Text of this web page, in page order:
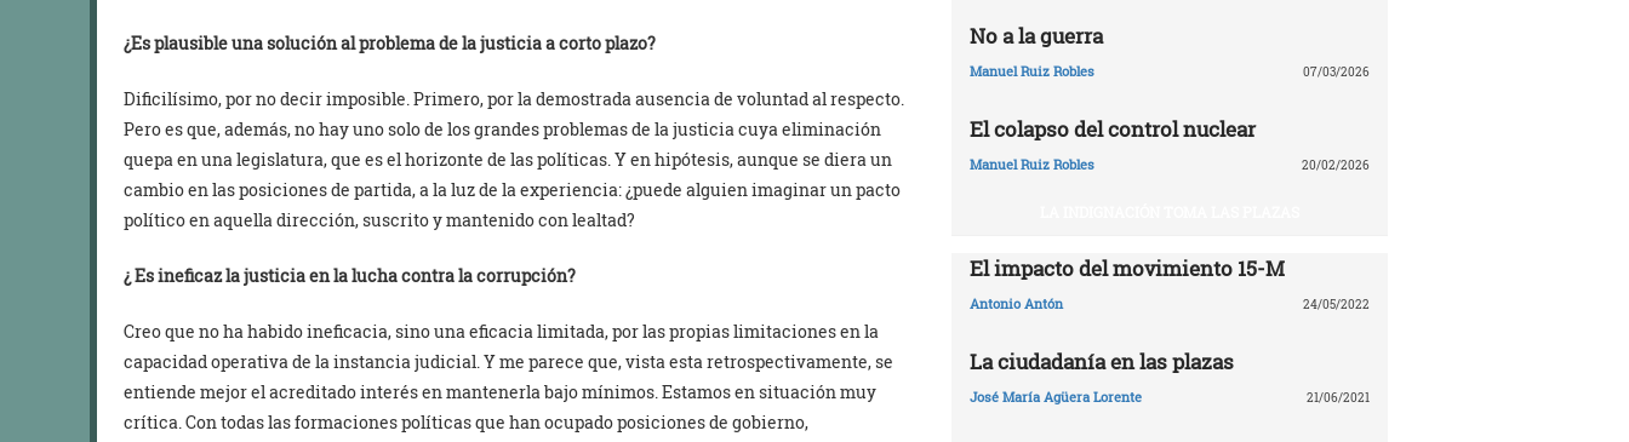
¿Es plausible una solución al problema de la justicia a corto plazo?
Dificilísimo, por no decir imposible. Primero, por la demostrada ausencia de voluntad al respecto.
Pero es que, además, no hay uno solo de los grandes problemas de la justicia cuya eliminación
quepa en una legislatura, que es el horizonte de las políticas. Y en hipótesis, aunque se diera un
cambio en las posiciones de partida, a la luz de la experiencia: ¿puede alguien imaginar un pacto
político en aquella dirección, suscrito y mantenido con lealtad?
¿ Es ineficaz la justicia en la lucha contra la corrupción?
Creo que no ha habido ineficacia, sino una eficacia limitada, por las propias limitaciones en la
capacidad operativa de la instancia judicial. Y me parece que, vista esta retrospectivamente, se
entiende mejor el acreditado interés en mantenerla bajo mínimos. Estamos en situación muy
crítica. Con todas las formaciones políticas que han ocupado posiciones de gobierno,
No a la guerra
Manuel Ruiz Robles 07/03/2026
El colapso del control nuclear
Manuel Ruiz Robles 20/02/2026
El impacto del movimiento 15-M
Antonio Antón 24/05/2022
La ciudadanía en las plazas
José María Agüera Lorente 21/06/2021